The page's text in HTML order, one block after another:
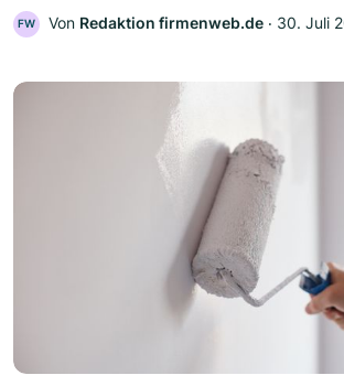
FW Von Redaktion firmenweb.de ‧ 30. Juli